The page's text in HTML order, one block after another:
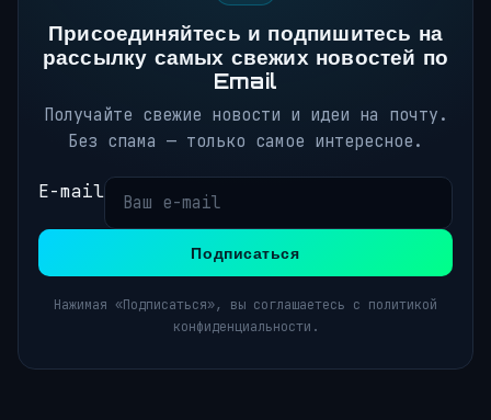
Присоединяйтесь и подпишитесь на
рассылку самых свежих новостей по
Email
Получайте свежие новости и идеи на почту.
Без спама — только самое интересное.
E-mail
Подписаться
Нажимая «Подписаться», вы соглашаетесь с политикой
конфиденциальности.